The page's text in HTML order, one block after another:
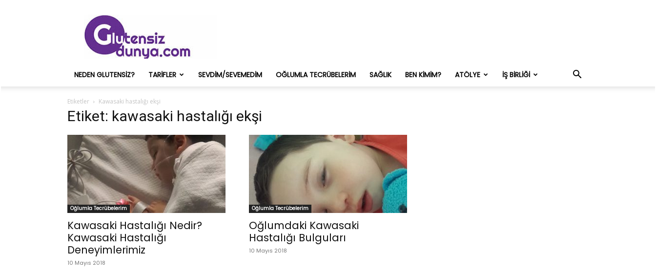
ve
Onun
Sağlık
Deneyimleri
NEDEN GLUTENSIZ? TARIFLER SEVDIM/SEVEMEDIM OĞLUMLA TECRÜBELERIM SAĞLIK BEN KIMIM? ATÖLYE İŞ BIRLIĞI
Etiketler Kawasaki hastalığı ekşi
Etiket: kawasaki hastalığı ekşi
Oğlumla Tecrübelerim
Kawasaki Hastalığı Nedir?
Kawasaki Hastalığı
Deneyimlerimiz
10 Mayıs 2018
Oğlumla Tecrübelerim
Oğlumdaki Kawasaki
Hastalığı Bulguları
10 Mayıs 2018